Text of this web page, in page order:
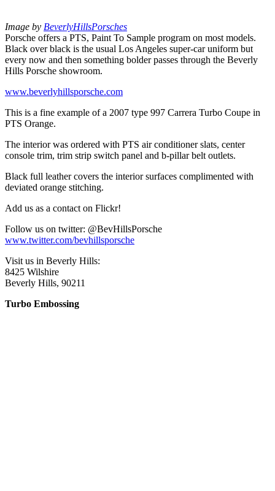
Image by BeverlyHillsPorsches
Porsche offers a PTS, Paint To Sample program on most models.
Black over black is the usual Los Angeles super-car uniform but
every now and then something bolder passes through the Beverly
Hills Porsche showroom.
www.beverlyhillsporsche.com
This is a fine example of a 2007 type 997 Carrera Turbo Coupe in
PTS Orange.
The interior was ordered with PTS air conditioner slats, center
console trim, trim strip switch panel and b-pillar belt outlets.
Black full leather covers the interior surfaces complimented with
deviated orange stitching.
Add us as a contact on Flickr!
Follow us on twitter: @BevHillsPorsche
www.twitter.com/bevhillsporsche
Visit us in Beverly Hills:
8425 Wilshire
Beverly Hills, 90211
Turbo Embossing